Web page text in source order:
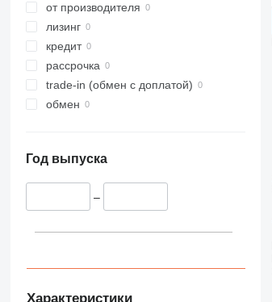
от производителя
лизинг
кредит
рассрочка
trade-in (обмен с доплатой)
обмен
Год выпуска
–
Характеристики